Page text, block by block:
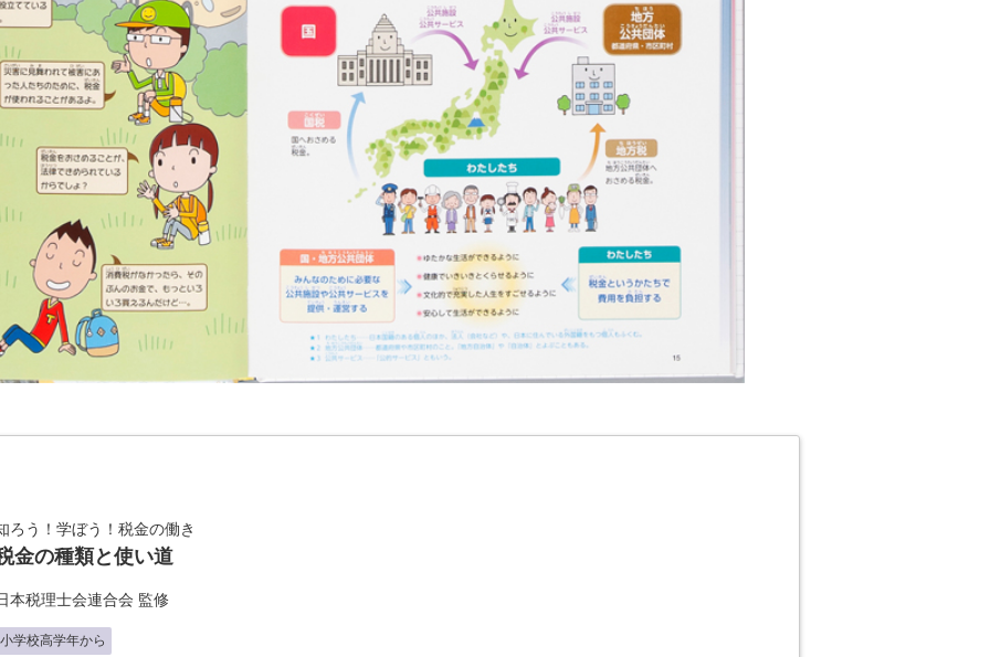
ろう！学ぼう！税金の働き
金の種類と使い道
本税理士会連合会 監修
小学校高学年から